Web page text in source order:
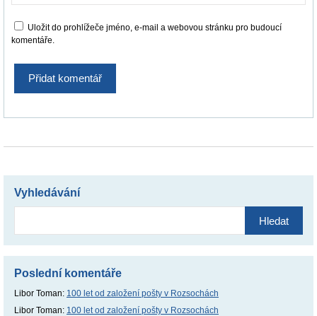
Uložit do prohlížeče jméno, e-mail a webovou stránku pro budoucí
komentáře.
Vyhledávání
Poslední komentáře
Libor Toman: 100 let od založení pošty v Rozsochách
Libor Toman: 100 let od založení pošty v Rozsochách